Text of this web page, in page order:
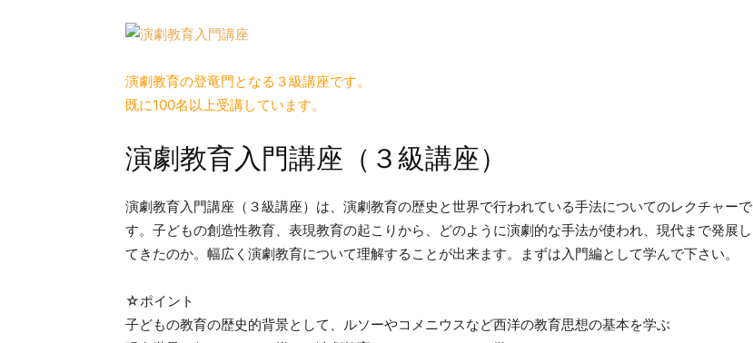
演劇教育の登竜門となる３級講座です。
既に100名以上受講しています。
演劇教育入門講座（３級講座）
演劇教育入門講座（３級講座）は、演劇教育の歴史と世界で行われている手法についてのレクチャーで
す。子どもの創造性教育、表現教育の起こりから、どのように演劇的な手法が使われ、現代まで発展し
てきたのか。幅広く演劇教育について理解することが出来ます。まずは入門編として学んで下さい。
☆ポイント
子どもの教育の歴史的背景として、ルソーやコメニウスなど西洋の教育思想の基本を学ぶ